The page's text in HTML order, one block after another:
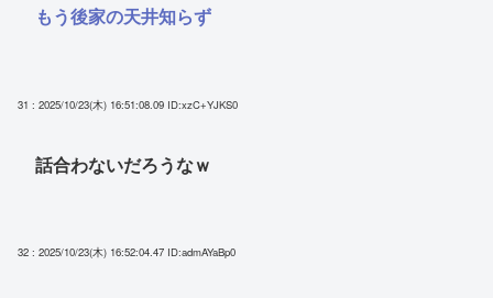
もう後家の天井知らず
31 : 2025/10/23(木) 16:51:08.09 ID:xzC+YJKS0
話合わないだろうなｗ
32 : 2025/10/23(木) 16:52:04.47 ID:admAYaBp0